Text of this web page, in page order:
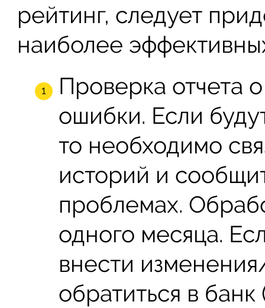
рейтинг, следует
наиболее
Проверка отчета
ошибки. Если
то необходимо
историй и
проблемах.
одного месяца.
внести
обратиться в